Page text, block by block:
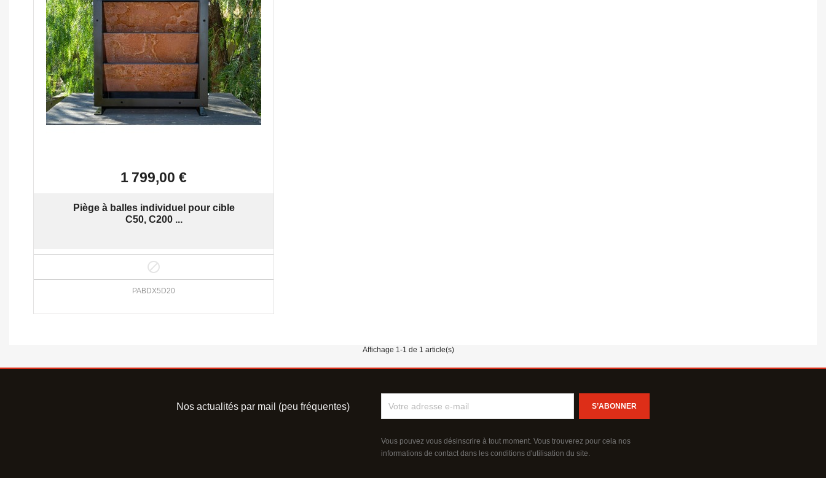
 Aperçu rapide
1 799,00 €
Piège à balles individuel pour cible
C50, C200 ...

PABDX5D20
Affichage 1-1 de 1 article(s)
Nos actualités par mail (peu fréquentes)
Vous pouvez vous désinscrire à tout moment. Vous trouverez pour cela nos
informations de contact dans les conditions d'utilisation du site.